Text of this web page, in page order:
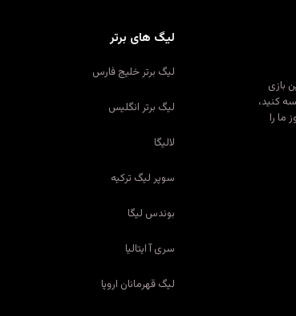
بازی
کنید،
ما را
لیگ های برتر
لیگ برتر خلیج فارس
لیگ برتر انگلیس
لالیگا
سوپر لیگ ترکیه
بوندس لیگا
سری آ ایتالیا
لیگ قهرمانان اروپا